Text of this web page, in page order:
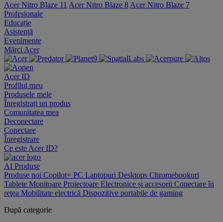
Acer Nitro Blaze 11 Acer Nitro Blaze 8 Acer Nitro Blaze 7
Profesionale
Educație
Asistenţă
Evenimente
Mărci Acer
Acer ID
Profilul meu
Produsele mele
Înregistrați un produs
Comunitatea mea
Deconectare
Conectare
Înregistrare
Ce este Acer ID?
AI Produse
Produse noi Copilot+ PC Laptopuri Desktops Chromebookuri
Tablete Monitoare Proiectoare Electronice și accesorii Conectare în
reţea Mobilitate electrică Dispozitive portabile de gaming
După categorie